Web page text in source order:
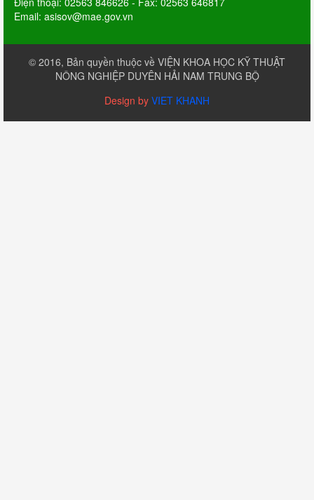
Email: asisov@mae.gov.vn
© 2016, Bản quyền thuộc về VIỆN KHOA HỌC KỸ THUẬT
NÔNG NGHIỆP DUYÊN HẢI NAM TRUNG BỘ
Design by VIET KHANH